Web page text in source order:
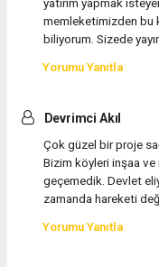
memleketimizden bu
biliyorum. Sizede
Yorumu Yanıtla
Devrimci Akıl
Çok güzel bir proje
Bizim köyleri inşaa
geçemedik. Devlet
zamanda hareketi
Yorumu Yanıtla